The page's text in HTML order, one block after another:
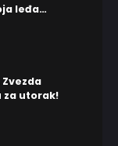
leđa…
za utorak!